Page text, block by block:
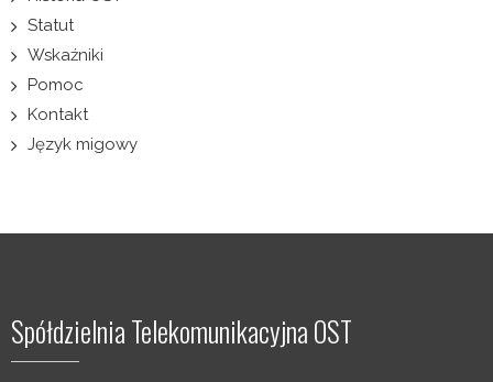
Statut
Wskaźniki
Pomoc
Kontakt
Język migowy
Spółdzielnia Telekomunikacyjna OST